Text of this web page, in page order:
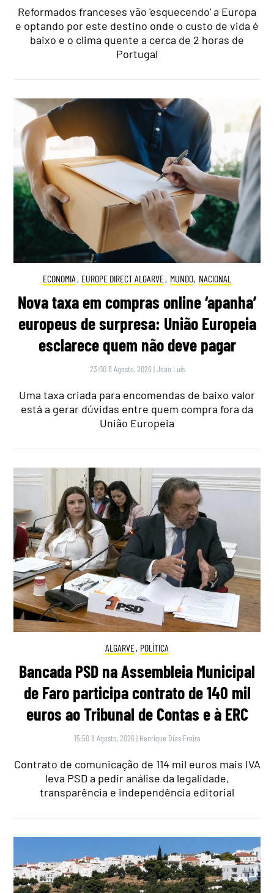
Reformados franceses vão 'esquecendo' a Europa
e optando por este destino onde o custo de vida é
baixo e o clima quente a cerca de 2 horas de
Portugal
ECONOMIA , EUROPE DIRECT ALGARVE, MUNDO, NACIONAL
Nova taxa em compras online ‘apanha’
europeus de surpresa: União Europeia
esclarece quem não deve pagar
23:00 8 Agosto, 2026 |João Luís
Uma taxa criada para encomendas de baixo valor
está a gerar dúvidas entre quem compra fora da
União Europeia
ALGARVE, POLÍTICA
Bancada PSD na Assembleia Municipal
de Faro participa contrato de 140 mil
euros ao Tribunal de Contas e à ERC
15:50 8 Agosto, 2026 | Henrique Dias Freire
Contrato de comunicação de 114 mil euros mais IVA
leva PSD a pedir análise da legalidade,
transparência e independência editorial